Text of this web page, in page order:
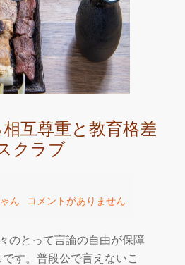
互尊重と教育格差
クラブ
ん コメントがありません
のとって言論の自由が保障
す。普段公で言えないこ